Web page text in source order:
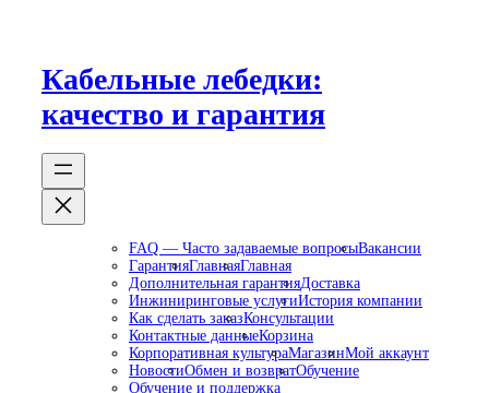
Кабельные лебедки:
качество и гарантия
FAQ — Часто задаваемые вопросыВакансии
ГарантияГлавнаяГлавная
Дополнительная гарантияДоставка
Инжиниринговые услугиИстория компании
Как сделать заказКонсультации
Контактные данныеКорзина
Корпоративная культураМагазинМой аккаунт
НовостиОбмен и возвратОбучение
Обучение и поддержка